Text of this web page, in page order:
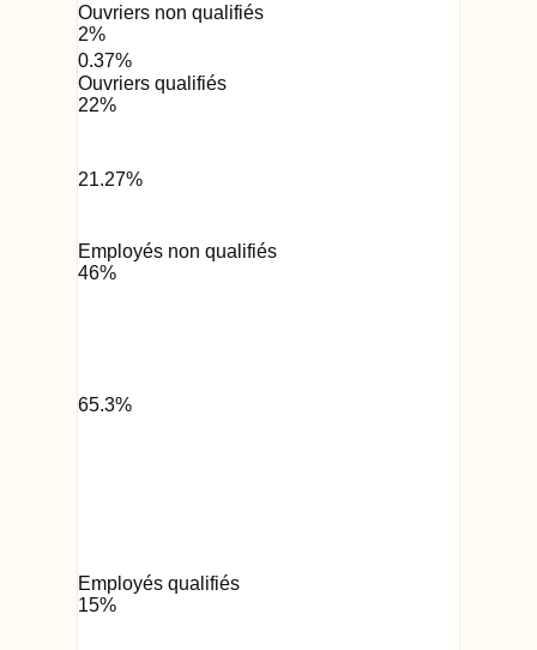
Ouvriers non qualifiés
2%
0.37%
Ouvriers qualifiés
22%
21.27%
Employés non qualifiés
46%
65.3%
Employés qualifiés
15%